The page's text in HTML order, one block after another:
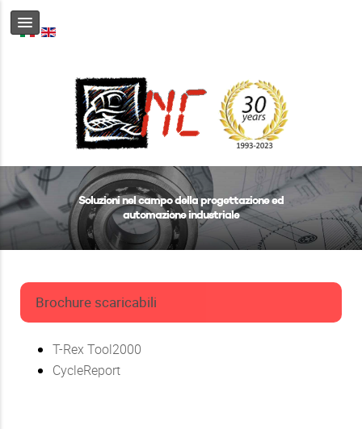
Soluzioni nel campo della progettazione ed
automazione industriale
Brochure scaricabili
T-Rex Tool2000
CycleReport